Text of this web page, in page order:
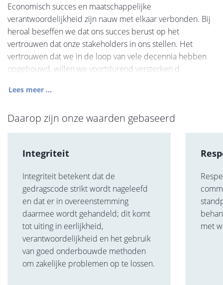
Economisch succes en maatschappelijke
verantwoordelijkheid zijn nauw met elkaar verbonden. Bij
heroal beseffen we dat ons succes berust op het
vertrouwen dat onze stakeholders in ons stellen. Het
vertrouwen dat we in de loop van vele decennia hebben
opgebouwd, willen we voortdurend versterken d
Lees meer ...
Daarop zijn onze waarden gebaseerd
Integriteit
Integriteit betekent dat de
gedragscode strikt wordt nageleefd
en dat er in overeenstemming
daarmee wordt gehandeld; dit komt
tot uiting in eerlijkheid,
verantwoordelijkheid en het gebruik
van goed onderbouwde methoden
om zakelijke problemen op te lossen.
met